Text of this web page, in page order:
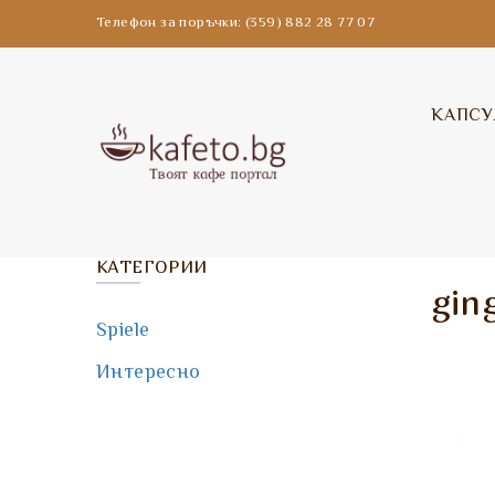
Телефон за поръчки: (359) 882 28 77 07
КАТЕГОРИИ
Spiele
Интересно